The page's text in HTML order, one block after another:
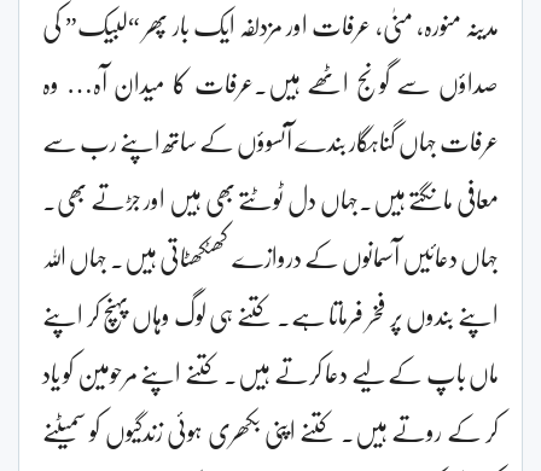
مدینہ منورہ، منیٰ، عرفات اور مزدلفہ ایک بار پھر “لبیک” کی
صداؤں سے گونج اٹھے ہیں۔عرفات کا میدان آہ… وہ
عرفات جہاں گناہگار بندے آنسوؤں کے ساتھ اپنے رب سے
معافی مانگتے ہیں۔جہاں دل ٹوٹتے بھی ہیں اور جڑتے بھی۔
جہاں دعائیں آسمانوں کے دروازے کھٹکھٹاتی ہیں۔ جہاں اللہ
اپنے بندوں پر فخر فرماتا ہے۔ کتنے ہی لوگ وہاں پہنچ کر اپنے
ماں باپ کے لیے دعا کرتے ہیں۔ کتنے اپنے مرحومین کو یاد
کر کے روتے ہیں۔ کتنے اپنی بکھری ہوئی زندگیوں کو سمیٹنے